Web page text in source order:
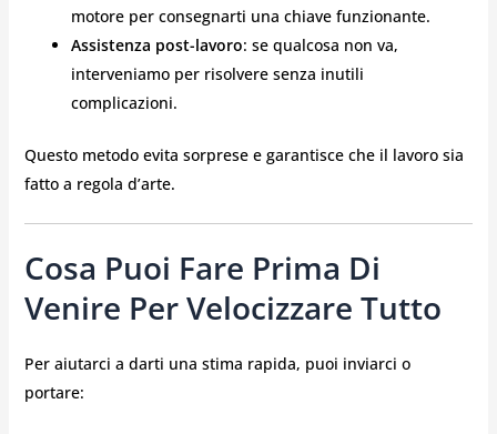
motore per consegnarti una chiave funzionante.
Assistenza post-lavoro: se qualcosa non va,
interveniamo per risolvere senza inutili
complicazioni.
Questo metodo evita sorprese e garantisce che il lavoro sia
fatto a regola d’arte.
Cosa Puoi Fare Prima Di
Venire Per Velocizzare Tutto
Per aiutarci a darti una stima rapida, puoi inviarci o
portare: